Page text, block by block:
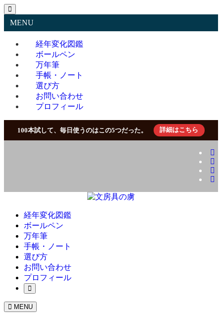
MENU
経年変化図鑑
ボールペン
万年筆
手帳・ノート
選び方
お問い合わせ
プロフィール
100本試して、毎日使うのはこの5つだった。 詳細はこちら
経年変化図鑑
ボールペン
万年筆
手帳・ノート
選び方
お問い合わせ
プロフィール
MENU